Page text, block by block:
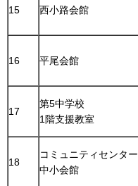
15 西小路会館
16 平尾会館
17
第5中学校
1階支援教室
18
コミュニティセンター
中小会館